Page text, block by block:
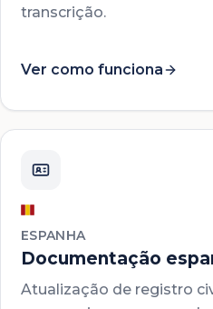
transcrição.
Ver como funciona
ESPANHA
Documentação
Atualização de registro